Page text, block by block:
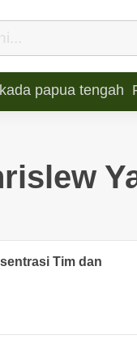
papua tengah
Tim dan